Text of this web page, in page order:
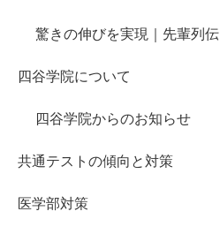
驚きの伸びを実現｜先輩列伝
四谷学院について
四谷学院からのお知らせ
共通テストの傾向と対策
医学部対策